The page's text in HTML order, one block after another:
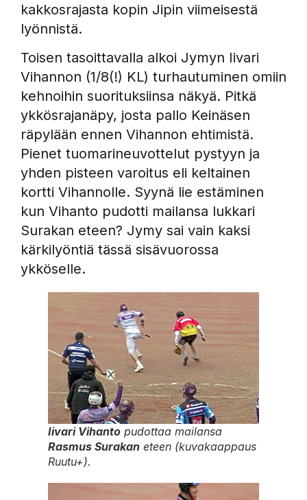
kakkosrajasta kopin Jipin viimeisestä
lyönnistä.
Toisen tasoittavalla alkoi Jymyn Iivari
Vihannon (1/8(!) KL) turhautuminen omiin
kehnoihin suorituksiinsa näkyä. Pitkä
ykkösrajanäpy, josta pallo Keinäsen
räpylään ennen Vihannon ehtimistä.
Pienet tuomarineuvottelut pystyyn ja
yhden pisteen varoitus eli keltainen
kortti Vihannolle. Syynä lie estäminen
kun Vihanto pudotti mailansa lukkari
Surakan eteen? Jymy sai vain kaksi
kärkilyöntiä tässä sisävuorossa
ykköselle.
Iivari Vihanto pudottaa mailansa
Rasmus Surakan eteen (kuvakaappaus
Ruutu+).